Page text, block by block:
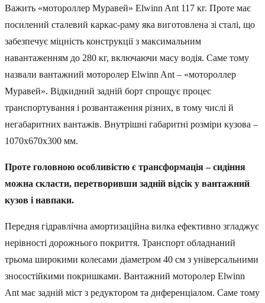
Важить «мотороллер Муравей» Elwinn Ant 117 кг. Проте має
посилений сталевий каркас-раму яка виготовлена зі сталі, що
забезпечує міцність конструкції з максимальним
навантаженням до 280 кг, включаючи масу водія. Саме тому
назвали вантажний моторолер Elwinn Ant – «мотороллер
Муравей». Відкидний задній борт спрощує процес
транспортування і розвантаження різних, в тому числі й
негабаритних вантажів. Внутрішні габаритні розміри кузова –
1070x670x300 мм.
Проте головною особливістю є трансформація – сидіння
можна скласти, перетворивши задній відсік у вантажний
кузов і навпаки.
Передня гідравлічна амортизаційна вилка ефективно згладжує
нерівності дорожнього покриття. Транспорт обладнаний
трьома широкими колесами діаметром 40 см з універсальними
зносостійкими покришками. Вантажний моторолер Elwinn
Ant має задній міст з редуктором та диференціалом. Саме тому